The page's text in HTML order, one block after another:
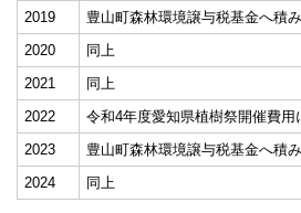
2019
豊山町森林環境譲与税基金へ積
2020
同上
2021
同上
2022
令和4年度愛知県植樹祭開催費用
2023
豊山町森林環境譲与税基金へ積
2024
同上